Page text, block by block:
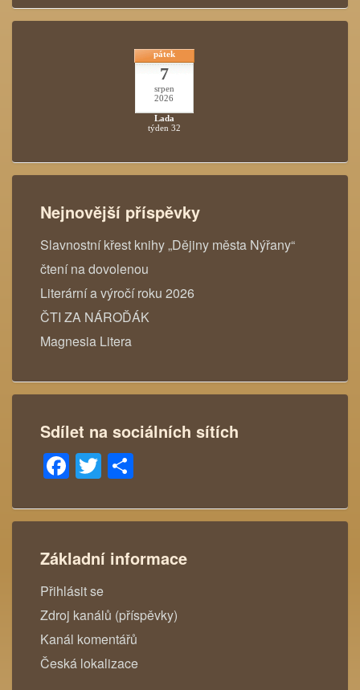
pátek
7
srpen
2026
Lada
týden 32
Nejnovější příspěvky
Slavnostní křest knihy „Dějiny města Nýřany“
čtení na dovolenou
Literární a výročí roku 2026
ČTI ZA NÁROĎÁK
Magnesia Litera
Sdílet na sociálních sítích
Facebook
Twitter
Základní informace
Přihlásit se
Zdroj kanálů (příspěvky)
Kanál komentářů
Česká lokalizace